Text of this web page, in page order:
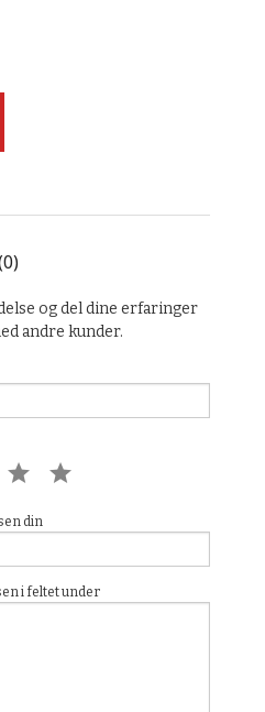
og del dine erfaringer
andre kunder.
4 star 5 star
din
i feltet under